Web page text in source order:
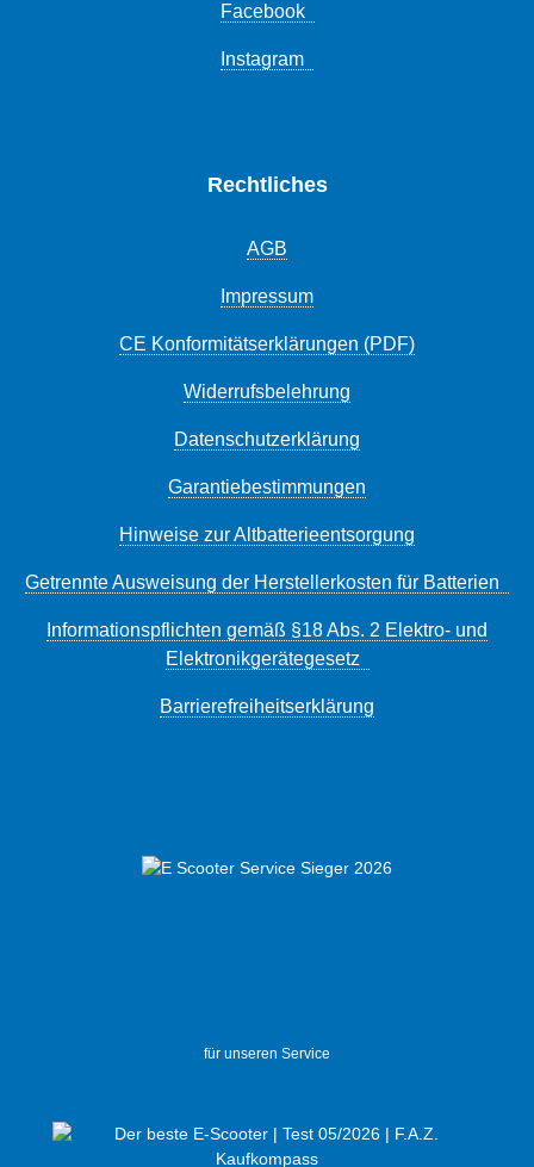
Facebook
Instagram
Rechtliches
AGB
Impressum
CE Konformitätserklärungen (PDF)
Widerrufsbelehrung
Datenschutzerklärung
Garantiebestimmungen
Hinweise zur Altbatterieentsorgung
Getrennte Ausweisung der Herstellerkosten für Batterien
Informationspflichten gemäß §18 Abs. 2 Elektro- und
Elektronikgerätegesetz
Barrierefreiheitserklärung
für unseren Service